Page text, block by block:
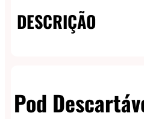
DESCRIÇÃO
Pod